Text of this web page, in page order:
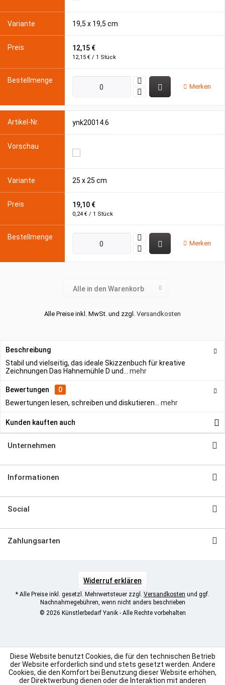
19,5 x 19,5 cm
12,15 €
12,15 € / 1 Stück
Merken
ynk20014.6
25 x 25 cm
19,10 €
0,24 € / 1 Stück
Merken
Alle Preise inkl. MwSt. und zzgl. Versandkosten
Alle in den Warenkorb
Beschreibung
Stabil und vielseitig, das ideale Skizzenbuch für kreative
Zeichnungen Das Hahnemühle D und...
mehr
Bewertungen
0
Bewertungen lesen, schreiben und diskutieren...
mehr
Kunden kauften auch
Unternehmen
Informationen
Social
Zahlungsarten
Widerruf erklären
* Alle Preise inkl. gesetzl. Mehrwertsteuer zzgl. Versandkosten und ggf.
Nachnahmegebühren, wenn nicht anders beschrieben
© 2026 Künstlerbedarf Yanik - Alle Rechte vorbehalten
Diese Website benutzt Cookies, die für den technischen Betrieb
der Website erforderlich sind und stets gesetzt werden. Andere
Cookies, die den Komfort bei Benutzung dieser Website erhöhen,
der Direktwerbung dienen oder die Interaktion mit anderen